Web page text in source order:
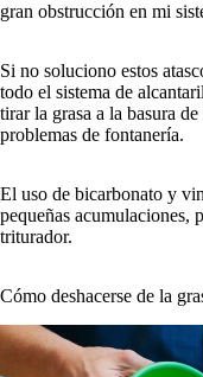
gran obstrucción en mi
Si no soluciono estos
todo el sistema de
tirar la grasa a la basura
problemas de fontanería.
El uso de bicarbonato y
pequeñas acumulaciones,
triturador.
Cómo deshacerse de la